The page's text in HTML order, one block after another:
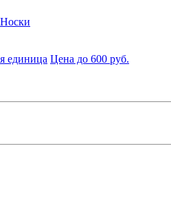
Носки
единица Цена до 600 руб.